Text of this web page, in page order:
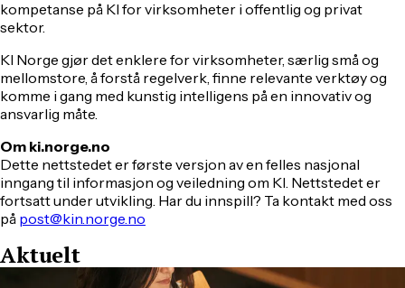
kompetanse på KI for virksomheter i offentlig og privat
sektor.
KI Norge gjør det enklere for virksomheter, særlig små og
mellomstore, å forstå regelverk, finne relevante verktøy og
komme i gang med kunstig intelligens på en innovativ og
ansvarlig måte.
Om ki.norge.no
Dette nettstedet er første versjon av en felles nasjonal
inngang til informasjon og veiledning om KI. Nettstedet er
fortsatt under utvikling. Har du innspill? Ta kontakt med oss
på post@kin.norge.no
Aktuelt